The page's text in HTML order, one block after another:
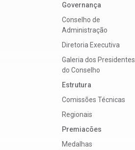
Governança
Conselho de
Administração
Diretoria Executiva
Galeria dos Presidentes
do Conselho
Estrutura
Comissões Técnicas
Regionais
Premiacões
Medalhas